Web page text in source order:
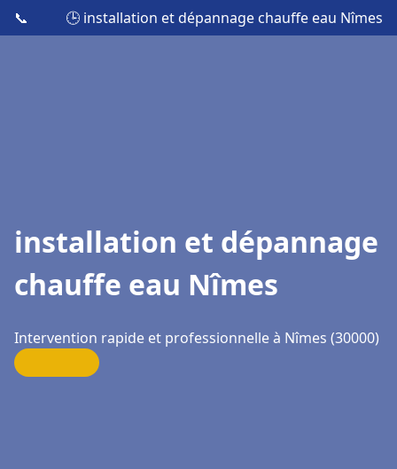
📞 🕒 installation et dépannage chauffe eau Nîmes
installation et dépannage
chauffe eau Nîmes
Intervention rapide et professionnelle à Nîmes (30000)